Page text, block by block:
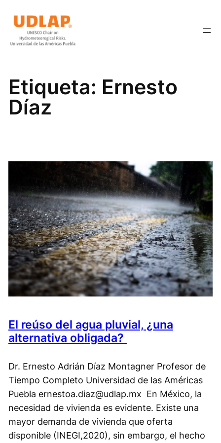
contenido
Etiqueta: Ernesto
Díaz
El reúso del agua pluvial, ¿una
alternativa obligada?
Dr. Ernesto Adrián Díaz Montagner Profesor de
Tiempo Completo Universidad de las Américas
Puebla ernestoa.diaz@udlap.mx En México, la
necesidad de vivienda es evidente. Existe una
mayor demanda de vivienda que oferta
disponible (INEGI,2020), sin embargo, el hecho